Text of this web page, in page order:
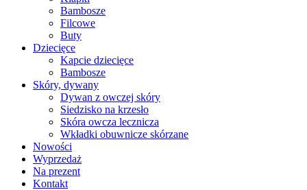
Bambosze
Filcowe
Buty
Dziecięce
Kapcie dziecięce
Bambosze
Skóry, dywany
Dywan z owczej skóry
Siedzisko na krzesło
Skóra owcza lecznicza
Wkładki obuwnicze skórzane
Nowości
Wyprzedaż
Na prezent
Kontakt